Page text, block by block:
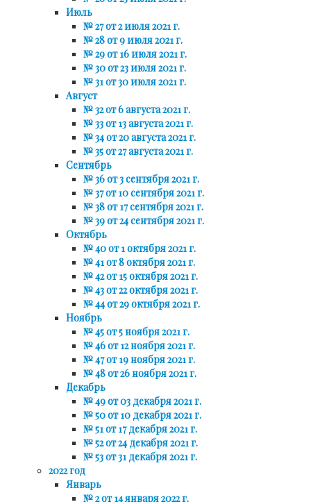
Июль
№ 27 от 2 июля 2021 г.
№ 28 от 9 июля 2021 г.
№ 29 от 16 июля 2021 г.
№ 30 от 23 июля 2021 г.
№ 31 от 30 июля 2021 г.
Август
№ 32 от 6 августа 2021 г.
№ 33 от 13 августа 2021 г.
№ 34 от 20 августа 2021 г.
№ 35 от 27 августа 2021 г.
Сентябрь
№ 36 от 3 сентября 2021 г.
№ 37 от 10 сентября 2021 г.
№ 38 от 17 сентября 2021 г.
№ 39 от 24 сентября 2021 г.
Октябрь
№ 40 от 1 октября 2021 г.
№ 41 от 8 октября 2021 г.
№ 42 от 15 октября 2021 г.
№ 43 от 22 октября 2021 г.
№ 44 от 29 октября 2021 г.
Ноябрь
№ 45 от 5 ноября 2021 г.
№ 46 от 12 ноября 2021 г.
№ 47 от 19 ноября 2021 г.
№ 48 от 26 ноября 2021 г.
Декабрь
№ 49 от 03 декабря 2021 г.
№ 50 от 10 декабря 2021 г.
№ 51 от 17 декабря 2021 г.
№ 52 от 24 декабря 2021 г.
№ 53 от 31 декабря 2021 г.
2022 год
Январь
№ 2 от 14 января 2022 г.